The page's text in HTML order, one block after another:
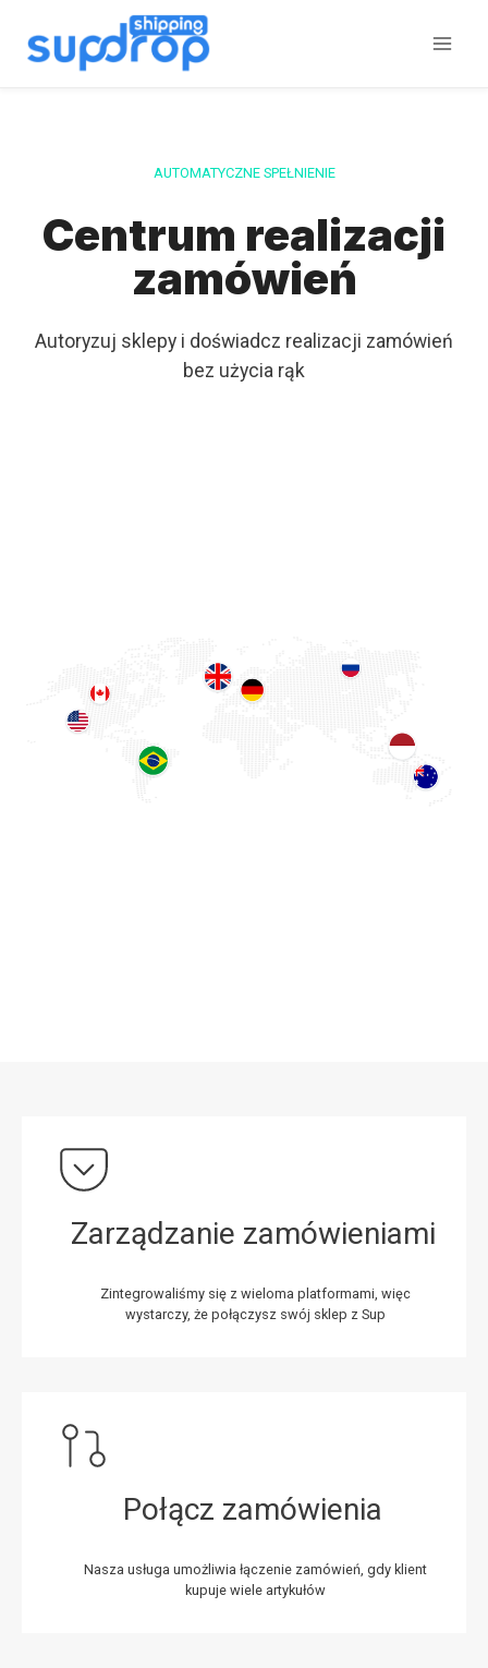
AUTOMATYCZNE SPEŁNIENIE
Centrum realizacji
zamówień
Autoryzuj sklepy i doświadcz realizacji zamówień
bez użycia rąk
Zarządzanie zamówieniami
Zintegrowaliśmy się z wieloma platformami, więc
wystarczy, że połączysz swój sklep z Sup
Połącz zamówienia
Nasza usługa umożliwia łączenie zamówień, gdy klient
kupuje wiele artykułów